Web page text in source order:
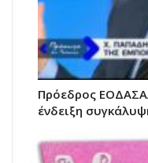
Πρόεδρος
ένδειξη